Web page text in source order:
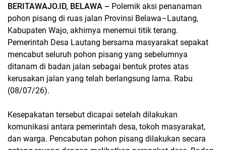
BERITAWAJO.ID, BELAWA – Polemik aksi penanaman
pohon pisang di ruas jalan Provinsi Belawa–Lautang,
Kabupaten Wajo, akhirnya menemui titik terang.
Pemerintah Desa Lautang bersama masyarakat sepakat
mencabut seluruh pohon pisang yang sebelumnya
ditanam di badan jalan sebagai bentuk protes atas
kerusakan jalan yang telah berlangsung lama. Rabu
(08/07/26).
Kesepakatan tersebut dicapai setelah dilakukan
komunikasi antara pemerintah desa, tokoh masyarakat,
dan warga. Pencabutan pohon pisang dilakukan secara